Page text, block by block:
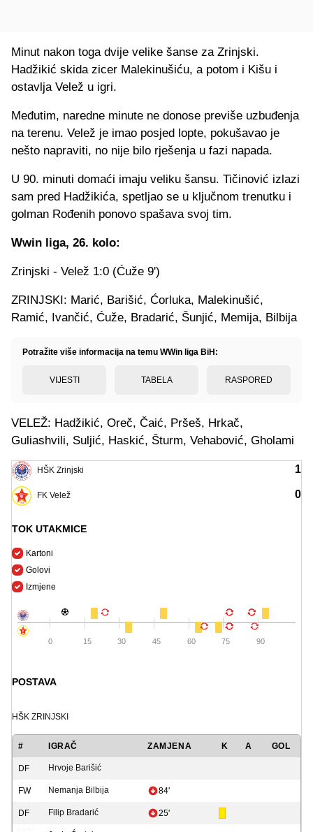
Minut nakon toga dvije velike šanse za Zrinjski.
Hadžikić skida zicer Malekinušiću, a potom i Kišu i
ostavlja Velež u igri.
Međutim, naredne minute ne donose previše uzbuđenja
na terenu. Velež je imao posjed lopte, pokušavao je
nešto napraviti, no nije bilo rješenja u fazi napada.
U 90. minuti domaći imaju veliku šansu. Tičinović izlazi
sam pred Hadžikića, spetljao se u ključnom trenutku i
golman Rođenih ponovo spašava svoj tim.
Wwin liga, 26. kolo:
Zrinjski - Velež 1:0 (Ćuže 9')
ZRINJSKI: Marić, Barišić, Ćorluka, Malekinušić,
Ramić, Ivančić, Ćuže, Bradarić, Šunjić, Memija, Bilbija
Potražite više informacija na temu WWin liga BiH:
VIJESTI TABELA RASPORED
VELEŽ: Hadžikić, Oreč, Čaić, Pršeš, Hrkač,
Guliashvili, Suljić, Haskić, Šturm, Vehabović, Gholami
HŠK Zrinjski
FK Velež
1
0
TOK UTAKMICE
Kartoni
Golovi
Izmjene
0 15 30 45 60 75 90
POSTAVA
HŠK ZRINJSKI
# IGRAČ ZAMJENA K A GOL
DF Hrvoje Barišić
FW Nemanja Bilbija 84'
DF Filip Bradarić 25'